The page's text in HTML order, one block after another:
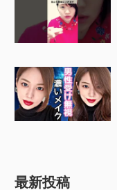
最新投稿